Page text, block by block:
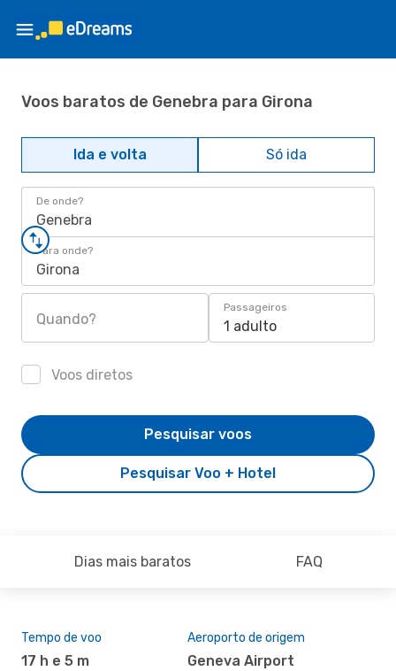
Voos baratos de Genebra para Girona
Ida e volta Só ida
De onde?
Genebra
Para onde?
Girona
Quando?
Passageiros
1 adulto
Voos diretos
Pesquisar Voo + Hotel
Pesquisar voos
Dias mais baratos FAQ
Tempo de voo
17 h e 5 m
Aeroporto de origem
Geneva Airport